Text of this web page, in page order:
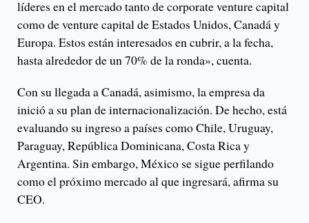
líderes en el mercado tanto de corporate venture capital
como de venture capital de Estados Unidos, Canadá y
Europa. Estos están interesados en cubrir, a la fecha,
hasta alrededor de un 70% de la ronda», cuenta.
Con su llegada a Canadá, asimismo, la empresa da
inició a su plan de internacionalización. De hecho, está
evaluando su ingreso a países como Chile, Uruguay,
Paraguay, República Dominicana, Costa Rica y
Argentina. Sin embargo, México se sigue perfilando
como el próximo mercado al que ingresará, afirma su
CEO.